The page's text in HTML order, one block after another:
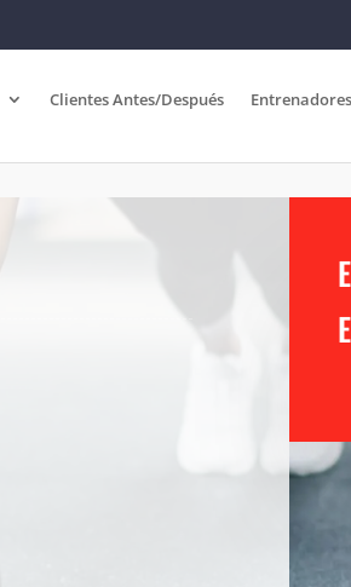
Clientes Antes/Después Entrenadores